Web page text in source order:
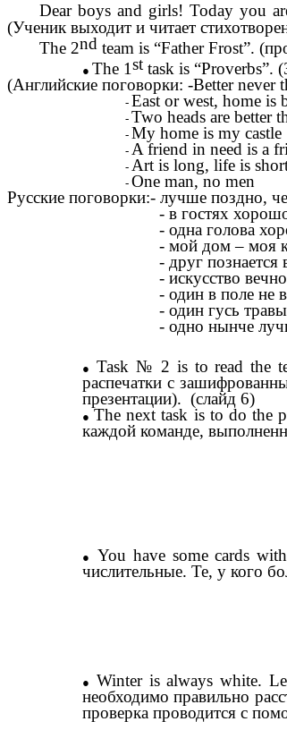
Dear boys and girls! Today you
(Ученик выходит и читает
The 2nd team is “Father Frost”.
The 1st task is “Proverbs”.
(Английские поговорки: -Better never
East or west, home is
Two heads are better
My home is my castle
A friend in need is a
Art is long, life is
One man, no men
Русские поговорки:- лучше поздно,
- в гостях хорошо, а
- одна голова хорошо,
- мой дом – моя
- друг познается в
- искусство вечно
- один в поле не
- один гусь травы не
- одно нынче лучше
Task № 2 is to read the
распечатки с
презентации). (слайд 6)
The next task is to do the
каждой команде,
You have some cards
числительные. Те, у кого
Winter is always white.
необходимо правильно
проверка проводится с